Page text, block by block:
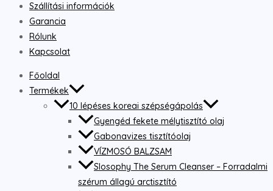
Szállítási információk
Garancia
Rólunk
Kapcsolat
Főoldal
Termékek
10 lépéses koreai szépségápolás
Gyengéd fekete mélytisztító olaj
Gabonavizes tisztítóolaj
VÍZMOSÓ BALZSAM
Slosophy The Serum Cleanser – Forradalmi
szérum állagú arctisztító